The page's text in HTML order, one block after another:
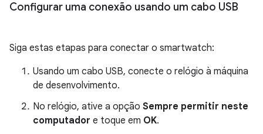
Configurar uma conexão usando um cabo USB
Siga estas etapas para conectar o smartwatch:
Usando um cabo USB, conecte o relógio à máquina
de desenvolvimento.
No relógio, ative a opção Sempre permitir neste
computador e toque em OK.